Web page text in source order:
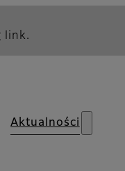
link.
Aktualności